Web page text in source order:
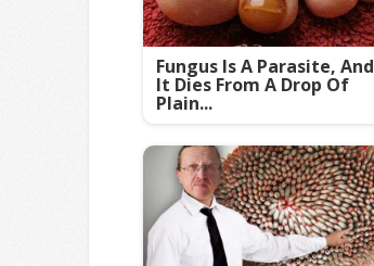
Fungus Is A Parasite, And
It Dies From A Drop Of
Plain...